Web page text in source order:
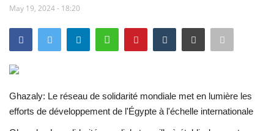
Forum international Nasser
Héritage de Gamal Abdel Nasser
May 19, 2024 - 18:20
Ghazaly: Le réseau de solidarité mondiale met en lumière les
efforts de développement de l'Égypte à l'échelle internationale